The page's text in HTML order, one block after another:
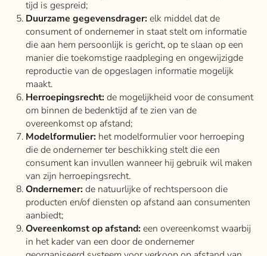
tijd is gespreid;
Duurzame gegevensdrager: elk middel dat de
consument of ondernemer in staat stelt om informatie
die aan hem persoonlijk is gericht, op te slaan op een
manier die toekomstige raadpleging en ongewijzigde
reproductie van de opgeslagen informatie mogelijk
maakt.
Herroepingsrecht: de mogelijkheid voor de consument
om binnen de bedenktijd af te zien van de
overeenkomst op afstand;
Modelformulier: het modelformulier voor herroeping
die de ondernemer ter beschikking stelt die een
consument kan invullen wanneer hij gebruik wil maken
van zijn herroepingsrecht.
Ondernemer: de natuurlijke of rechtspersoon die
producten en/of diensten op afstand aan consumenten
aanbiedt;
Overeenkomst op afstand: een overeenkomst waarbij
in het kader van een door de ondernemer